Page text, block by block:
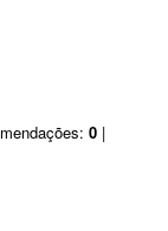
0 |